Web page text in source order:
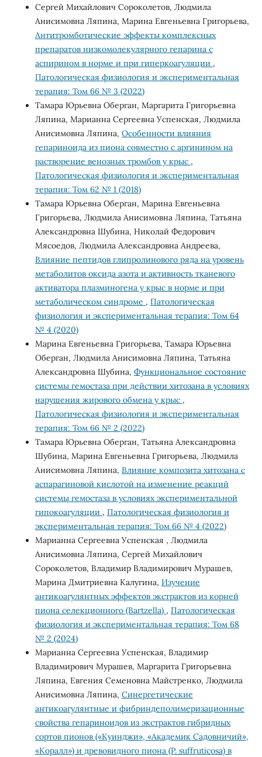
Сергей Михайлович Сороколетов, Людмила
Анисимовна Ляпина, Марина Евгеньевна Григорьева,
Антитромботические эффекты комплексных
препаратов низкомолекулярного гепарина с
аспирином в норме и при гиперкоагуляции ,
Патологическая физиология и экспериментальная
терапия: Том 66 № 3 (2022)
Тамара Юрьевна Оберган, Маргарита Григорьевна
Ляпина, Марианна Сергеевна Успенская, Людмила
Анисимовна Ляпина, Особенности влияния
гепариноида из пиона совместно с аргинином на
растворение венозных тромбов у крыс ,
Патологическая физиология и экспериментальная
терапия: Том 62 № 1 (2018)
Тамара Юрьевна Оберган, Марина Евгеньевна
Григорьева, Людмила Анисимовна Ляпина, Татьяна
Александровна Шубина, Николай Федорович
Мясоедов, Людмила Александровна Андреева,
Влияние пептидов глипролинового ряда на уровень
метаболитов оксида азота и активность тканевого
активатора плазминогена у крыс в норме и при
метаболическом синдроме , Патологическая
физиология и экспериментальная терапия: Том 64
№ 4 (2020)
Марина Евгеньевна Григорьева, Тамара Юрьевна
Оберган, Людмила Анисимовна Ляпина, Татьяна
Александровна Шубина, Функциональное состояние
системы гемостаза при действии хитозана в условиях
нарушения жирового обмена у крыс ,
Патологическая физиология и экспериментальная
терапия: Том 66 № 2 (2022)
Тамара Юрьевна Оберган, Татьяна Александровна
Шубина, Марина Евгеньевна Григорьева, Людмила
Анисимовна Ляпина, Влияние композита хитозана с
аспарагиновой кислотой на изменение реакций
системы гемостаза в условиях экспериментальной
гипокоагуляции , Патологическая физиология и
экспериментальная терапия: Том 66 № 4 (2022)
Марианна Сергеевна Успенская , Людмила
Анисимовна Ляпина, Сергей Михайлович
Сороколетов, Владимир Владимирович Мурашев,
Марина Дмитриевна Калугина, Изучение
антикоагулянтных эффектов экстрактов из корней
пиона селекционного (Bartzella) , Патологическая
физиология и экспериментальная терапия: Том 68
№ 2 (2024)
Марианна Сергеевна Успенская, Владимир
Владимирович Мурашев, Маргарита Григорьевна
Ляпина, Евгения Семеновна Майстренко, Людмила
Анисимовна Ляпина, Синергетические
антикоагулянтные и фибриндеполимеризационные
свойства гепариноидов из экстрактов гибридных
сортов пионов («Куинджи», «Академик Садовничий»,
«Коралл») и древовидного пиона (P. suffruticosa) в